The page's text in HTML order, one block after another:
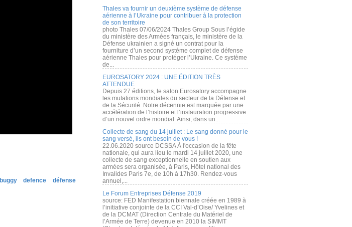
buggy defence
défense
Thales va fournir un deuxième système de défense
aérienne à l’Ukraine pour contribuer à la protection
de son territoire
photo Thales 07/06/2024 Thales Group Sous l’égide
du ministère des Armées français, le ministère de la
Défense ukrainien a signé un contrat pour la
fourniture d’un second système complet de défense
aérienne Thales pour protéger l’Ukraine. Ce système
de...
EUROSATORY 2024 : UNE ÉDITION TRÈS
ATTENDUE
Depuis 27 éditions, le salon Eurosatory accompagne
les mutations mondiales du secteur de la Défense et
de la Sécurité. Notre décennie est marquée par une
accélération de l’histoire et l’instauration progressive
d’un nouvel ordre mondial. Ainsi, dans un...
Collecte de sang du 14 juillet : Le sang donné pour le
sang versé, ils ont besoin de vous !
22.06.2020 source DCSSA À l'occasion de la fête
nationale, qui aura lieu le mardi 14 juillet 2020, une
collecte de sang exceptionnelle en soutien aux
armées sera organisée, à Paris, Hôtel national des
Invalides Paris 7e, de 10h à 17h30. Rendez-vous
annuel,...
Le Forum Entreprises Défense 2019
source: FED Manifestation biennale créée en 1989 à
l’initiative conjointe de la CCI Val-d’Oise/ Yvelines et
de la DCMAT (Direction Centrale du Matériel de
l’Armée de Terre) devenue en 2010 la SIMMT